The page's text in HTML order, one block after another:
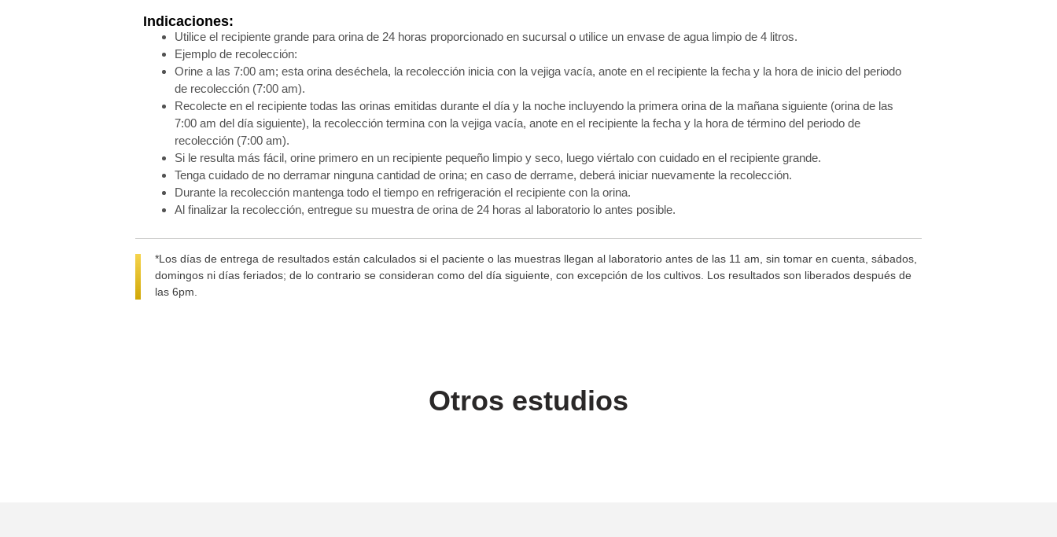
Indicaciones:
Utilice el recipiente grande para orina de 24 horas proporcionado en sucursal o utilice un envase de agua limpio de 4 litros.
Ejemplo de recolección:
Orine a las 7:00 am; esta orina deséchela, la recolección inicia con la vejiga vacía, anote en el recipiente la fecha y la hora de inicio del periodo
de recolección (7:00 am).
Recolecte en el recipiente todas las orinas emitidas durante el día y la noche incluyendo la primera orina de la mañana siguiente (orina de las
7:00 am del día siguiente), la recolección termina con la vejiga vacía, anote en el recipiente la fecha y la hora de término del periodo de
recolección (7:00 am).
Si le resulta más fácil, orine primero en un recipiente pequeño limpio y seco, luego viértalo con cuidado en el recipiente grande.
Tenga cuidado de no derramar ninguna cantidad de orina; en caso de derrame, deberá iniciar nuevamente la recolección.
Durante la recolección mantenga todo el tiempo en refrigeración el recipiente con la orina.
Al finalizar la recolección, entregue su muestra de orina de 24 horas al laboratorio lo antes posible.
*Los días de entrega de resultados están calculados si el paciente o las muestras llegan al laboratorio antes de las 11 am, sin tomar en cuenta, sábados,
domingos ni días feriados; de lo contrario se consideran como del día siguiente, con excepción de los cultivos. Los resultados son liberados después de
las 6pm.
Otros estudios